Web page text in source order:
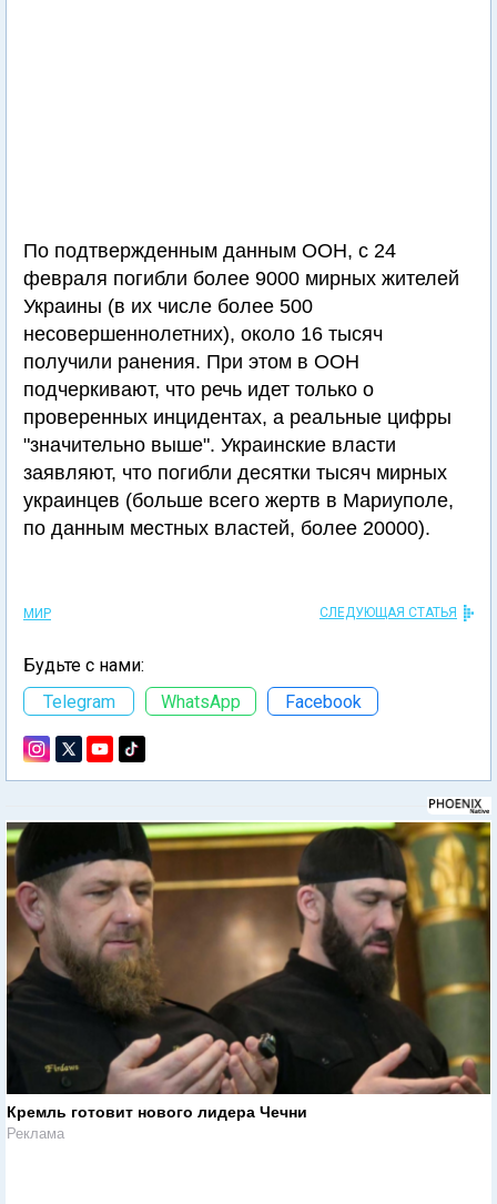
По подтвержденным данным ООН, с 24
февраля погибли более 9000 мирных жителей
Украины (в их числе более 500
несовершеннолетних), около 16 тысяч
получили ранения. При этом в ООН
подчеркивают, что речь идет только о
проверенных инцидентах, а реальные цифры
"значительно выше". Украинские власти
заявляют, что погибли десятки тысяч мирных
украинцев (больше всего жертв в Мариуполе,
по данным местных властей, более 20000).
МИР СЛЕДУЮЩАЯ СТАТЬЯ
Будьте с нами:
Telegram
WhatsApp Facebook
Кремль готовит нового лидера Чечни
Реклама